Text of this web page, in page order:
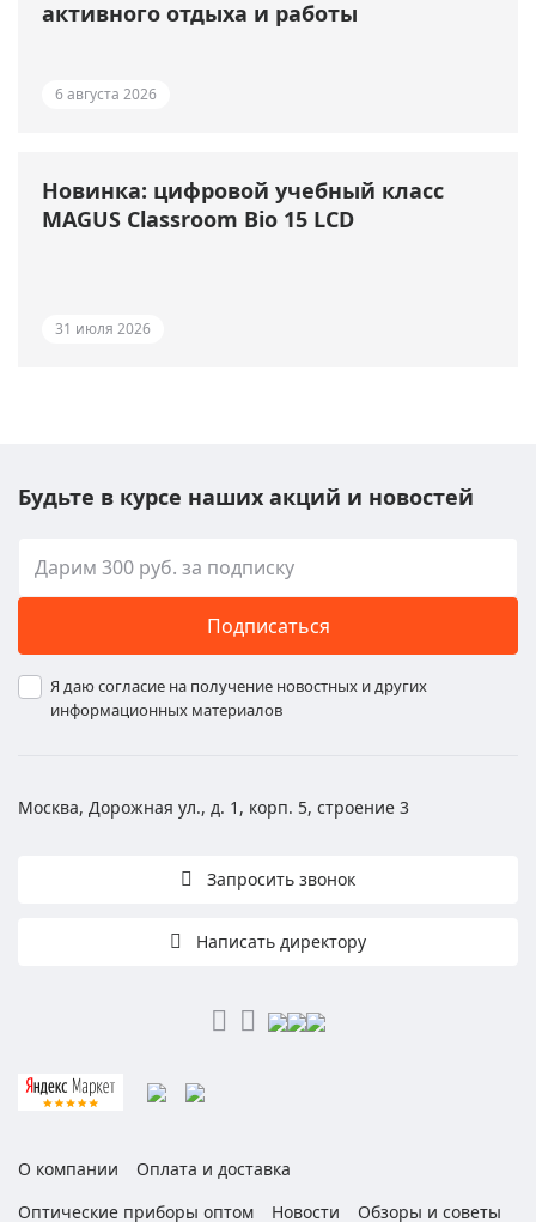
активного отдыха и работы
6 августа 2026
Новинка: цифровой учебный класс
MAGUS Classroom Bio 15 LCD
31 июля 2026
Будьте в курсе наших акций и новостей
Подписаться
Я даю согласие на получение новостных и других
информационных материалов
Москва, Дорожная ул., д. 1, корп. 5, строение 3
Запросить звонок
Написать директору
О компании
Оплата и доставка
Оптические приборы оптом
Новости Обзоры и советы